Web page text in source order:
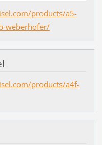
products/a5-
weberhofer/
products/a4f-